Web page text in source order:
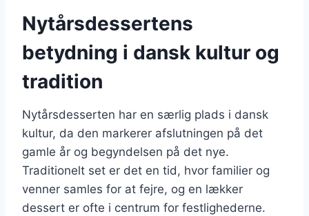
Nytårsdessertens
betydning i dansk kultur og
tradition
Nytårsdesserten har en særlig plads i dansk
kultur, da den markerer afslutningen på det
gamle år og begyndelsen på det nye.
Traditionelt set er det en tid, hvor familier og
venner samles for at fejre, og en lækker
dessert er ofte i centrum for festlighederne.